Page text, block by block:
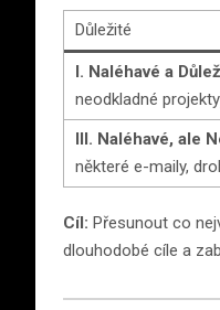
Důležité
I. Naléhavé a
neodkladné
III. Naléhavé, ale
některé e-maily,
Cíl: Přesunout co
dlouhodobé cíle a